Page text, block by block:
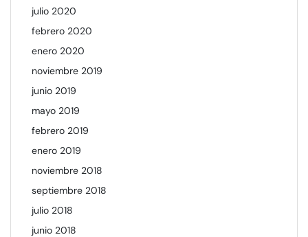
julio 2020
febrero 2020
enero 2020
noviembre 2019
junio 2019
mayo 2019
febrero 2019
enero 2019
noviembre 2018
septiembre 2018
julio 2018
junio 2018